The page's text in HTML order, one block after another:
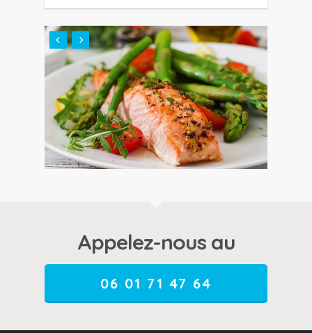
Appelez-nous au
06 01 71 47 64